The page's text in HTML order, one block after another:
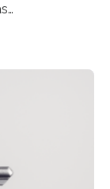
und
neuen
in
Projektleiter